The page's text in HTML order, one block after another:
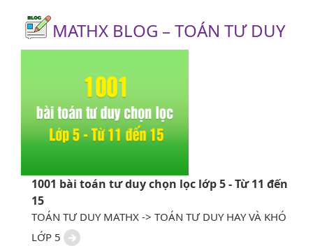
MATHX BLOG – TOÁN TƯ DUY
1001 bài toán tư duy chọn lọc lớp 5 - Từ 11 đến
15
TOÁN TƯ DUY MATHX -> TOÁN TƯ DUY HAY VÀ KHÓ
LỚP 5